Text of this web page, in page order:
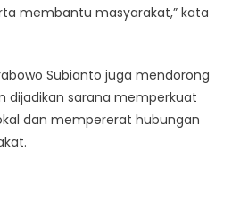
membantu masyarakat,” kata
Subianto juga mendorong
dijadikan sarana memperkuat
dan mempererat hubungan